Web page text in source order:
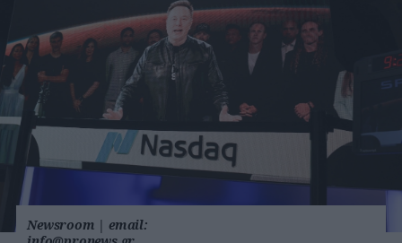
Newsroom | email: